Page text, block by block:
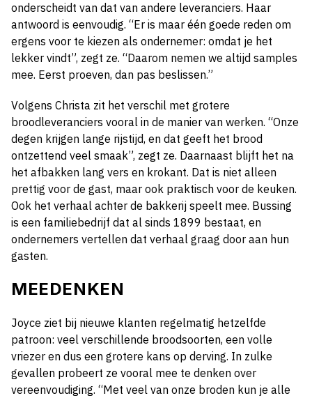
onderscheidt van dat van andere leveranciers. Haar
antwoord is eenvoudig. “Er is maar één goede reden om
ergens voor te kiezen als ondernemer: omdat je het
lekker vindt”, zegt ze. “Daarom nemen we altijd samples
mee. Eerst proeven, dan pas beslissen.”
Volgens Christa zit het verschil met grotere
broodleveranciers vooral in de manier van werken. “Onze
degen krijgen lange rijstijd, en dat geeft het brood
ontzettend veel smaak”, zegt ze. Daarnaast blijft het na
het afbakken lang vers en krokant. Dat is niet alleen
prettig voor de gast, maar ook praktisch voor de keuken.
Ook het verhaal achter de bakkerij speelt mee. Bussing
is een familiebedrijf dat al sinds 1899 bestaat, en
ondernemers vertellen dat verhaal graag door aan hun
gasten.
MEEDENKEN
Joyce ziet bij nieuwe klanten regelmatig hetzelfde
patroon: veel verschillende broodsoorten, een volle
vriezer en dus een grotere kans op derving. In zulke
gevallen probeert ze vooral mee te denken over
vereenvoudiging. “Met veel van onze broden kun je alle